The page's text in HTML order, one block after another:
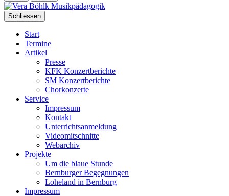
Schliessen
Start
Termine
Artikel
Presse
KFK Konzertberichte
SM Konzertberichte
Chorkonzerte
Service
Impressum
Kontakt
Unterrichtsanmeldung
Videomitschnitte
Webarchiv
Projekte
Um die blaue Stunde
Bernburger Begegnungen
Loheland in Bernburg
Impressum